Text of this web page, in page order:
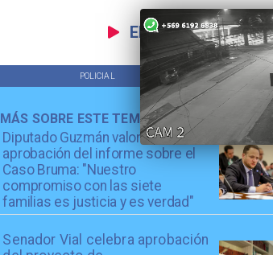
EN VIVO
POLICIAL TENDENCIAS
Diputado Guzmán valora
aprobación del informe sobre el
Caso Bruma: "Nuestro
compromiso con las siete
familias es justicia y es verdad"
Senador Vial celebra aprobación
MÁS SOBRE ESTE TEMA